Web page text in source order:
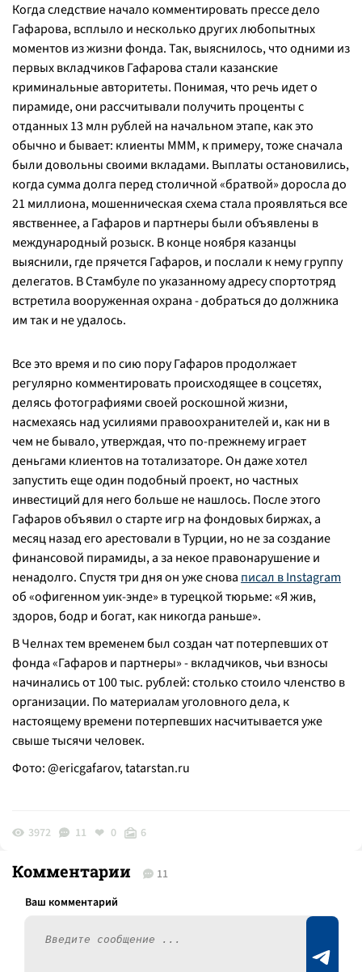
Когда следствие начало комментировать прессе дело
Гафарова, всплыло и несколько других любопытных
моментов из жизни фонда. Так, выяснилось, что одними из
первых вкладчиков Гафарова стали казанские
криминальные авторитеты. Понимая, что речь идет о
пирамиде, они рассчитывали получить проценты с
отданных 13 млн рублей на начальном этапе, как это
обычно и бывает: клиенты МММ, к примеру, тоже сначала
были довольны своими вкладами. Выплаты остановились,
когда сумма долга перед столичной «братвой» доросла до
21 миллиона, мошенническая схема стала проявляться все
явственнее, а Гафаров и партнеры были объявлены в
международный розыск. В конце ноября казанцы
выяснили, где прячется Гафаров, и послали к нему группу
делегатов. В Стамбуле по указанному адресу спортотряд
встретила вооруженная охрана - добраться до должника
им так и не удалось.
Все это время и по сию пору Гафаров продолжает
регулярно комментировать происходящее в соцсетях,
делясь фотографиями своей роскошной жизни,
насмехаясь над усилиями правоохранителей и, как ни в
чем не бывало, утверждая, что по-прежнему играет
деньгами клиентов на тотализаторе. Он даже хотел
запустить еще один подобный проект, но частных
инвестиций для него больше не нашлось. После этого
Гафаров объявил о старте игр на фондовых биржах, а
месяц назад его арестовали в Турции, но не за создание
финансовой пирамиды, а за некое правонарушение и
ненадолго. Спустя три дня он уже снова писал в Instagram
об «офигенном уик-энде» в турецкой тюрьме: «Я жив,
здоров, бодр и богат, как никогда раньше».
В Челнах тем временем был создан чат потерпевших от
фонда «Гафаров и партнеры» - вкладчиков, чьи взносы
начинались от 100 тыс. рублей: столько стоило членство в
организации. По материалам уголовного дела, к
настоящему времени потерпевших насчитывается уже
свыше тысячи человек.
Фото: @ericgafarov,tatarstan.ru
3972 11 0 6
Комментарии 11